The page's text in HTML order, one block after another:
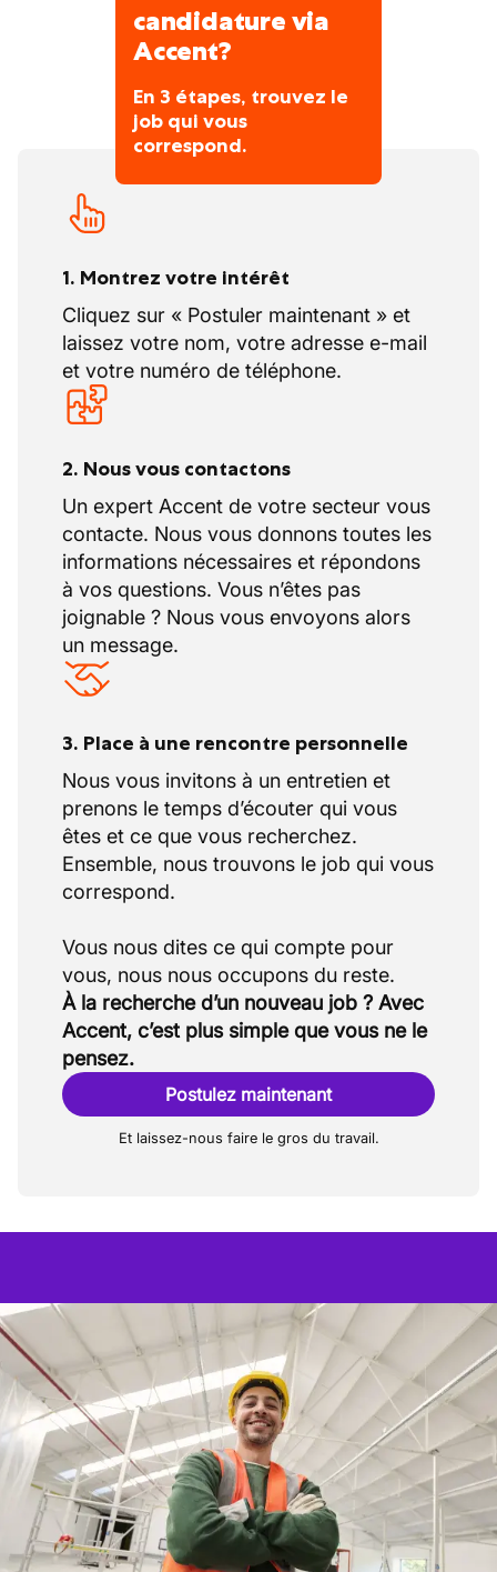
candidature via
Accent?
En 3 étapes, trouvez le
job qui vous
correspond.
1. Montrez votre intérêt
Cliquez sur « Postuler maintenant » et
laissez votre nom, votre adresse e-mail
et votre numéro de téléphone.
2. Nous vous contactons
Un expert Accent de votre secteur vous
contacte. Nous vous donnons toutes les
informations nécessaires et répondons
à vos questions. Vous n’êtes pas
joignable ? Nous vous envoyons alors
un message.
3. Place à une rencontre personnelle
Nous vous invitons à un entretien et
prenons le temps d’écouter qui vous
êtes et ce que vous recherchez.
Ensemble, nous trouvons le job qui vous
correspond.
Vous nous dites ce qui compte pour
À la recherche d’un nouveau job ? Avec
Accent, c’est plus simple que vous ne le
pensez.
Postulez maintenant
Et laissez-nous faire le gros du travail.